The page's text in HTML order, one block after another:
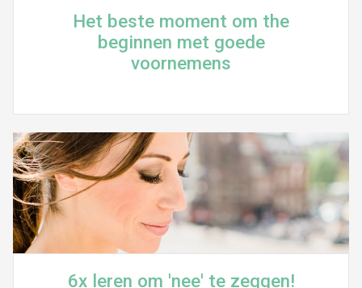
Het beste moment om the
beginnen met goede
voornemens
6x leren om 'nee' te zeggen!